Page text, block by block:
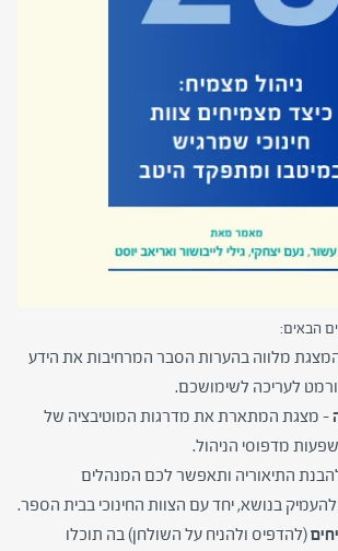
הבאים:
מלווה בהערות הסבר המרחיבות את הידע
לעריכה לשימושכם.
– מצגת המתארת את מדרגות המוטיבציה של
מדפוסי הניהול.
התיאוריה ותאפשר לכם המנהלים
בנושא, יחד עם הצוות החינוכי בבית הספר.
(להדפיס ולהניח על השולחן) בה תוכלו